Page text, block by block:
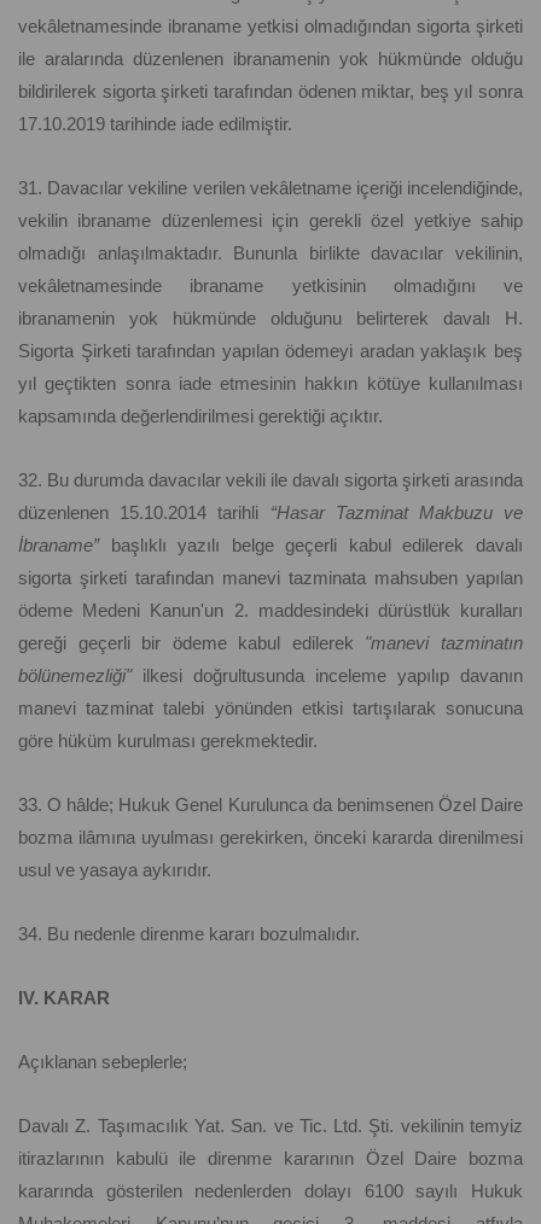
vekâletnamesinde ibraname yetkisi olmadığından sigorta şirketi
ile aralarında düzenlenen ibranamenin yok hükmünde olduğu
bildirilerek sigorta şirketi tarafından ödenen miktar, beş yıl sonra
17.10.2019 tarihinde iade edilmiştir.
31. Davacılar vekiline verilen vekâletname içeriği incelendiğinde,
vekilin ibraname düzenlemesi için gerekli özel yetkiye sahip
olmadığı anlaşılmaktadır. Bununla birlikte davacılar vekilinin,
vekâletnamesinde ibraname yetkisinin olmadığını ve
ibranamenin yok hükmünde olduğunu belirterek davalı H.
Sigorta Şirketi tarafından yapılan ödemeyi aradan yaklaşık beş
yıl geçtikten sonra iade etmesinin hakkın kötüye kullanılması
kapsamında değerlendirilmesi gerektiği açıktır.
32. Bu durumda davacılar vekili ile davalı sigorta şirketi arasında
düzenlenen 15.10.2014 tarihli “Hasar Tazminat Makbuzu ve
İbraname”başlıklı yazılı belge geçerli kabul edilerek davalı
sigorta şirketi tarafından manevi tazminata mahsuben yapılan
ödeme Medeni Kanun'un 2. maddesindeki dürüstlük kuralları
gereği geçerli bir ödeme kabul edilerek "manevi tazminatın
bölünemezliği"ilkesi doğrultusunda inceleme yapılıp davanın
manevi tazminat talebi yönünden etkisi tartışılarak sonucuna
göre hüküm kurulması gerekmektedir.
33. O hâlde; Hukuk Genel Kurulunca da benimsenen Özel Daire
bozma ilâmına uyulması gerekirken, önceki kararda direnilmesi
usul ve yasaya aykırıdır.
34. Bu nedenle direnme kararı bozulmalıdır.
IV. KARAR
Açıklanan sebeplerle;
Davalı Z. Taşımacılık Yat. San. ve Tic. Ltd. Şti. vekilinin temyiz
itirazlarının kabulü ile direnme kararının Özel Daire bozma
kararında gösterilen nedenlerden dolayı 6100 sayılı Hukuk